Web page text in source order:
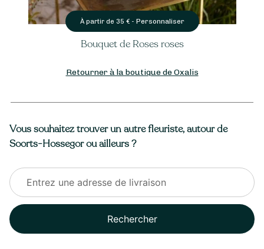
À partir de 35 € - Personnaliser
Bouquet de Roses roses
Retourner à la boutique de Oxalis
Vous souhaitez trouver un autre fleuriste, autour de
Soorts-Hossegor ou ailleurs ?
Rechercher